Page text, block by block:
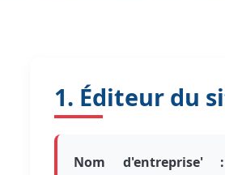
1. Éditeur du
Nom d'entreprise' :